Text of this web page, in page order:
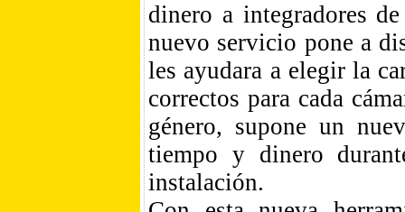
dinero a integradores
nuevo servicio pone a
les ayudara a elegir la
correctos para cada
género, supone un
tiempo y dinero
instalación.